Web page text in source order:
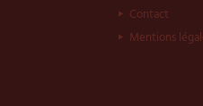
Contact
Mentions